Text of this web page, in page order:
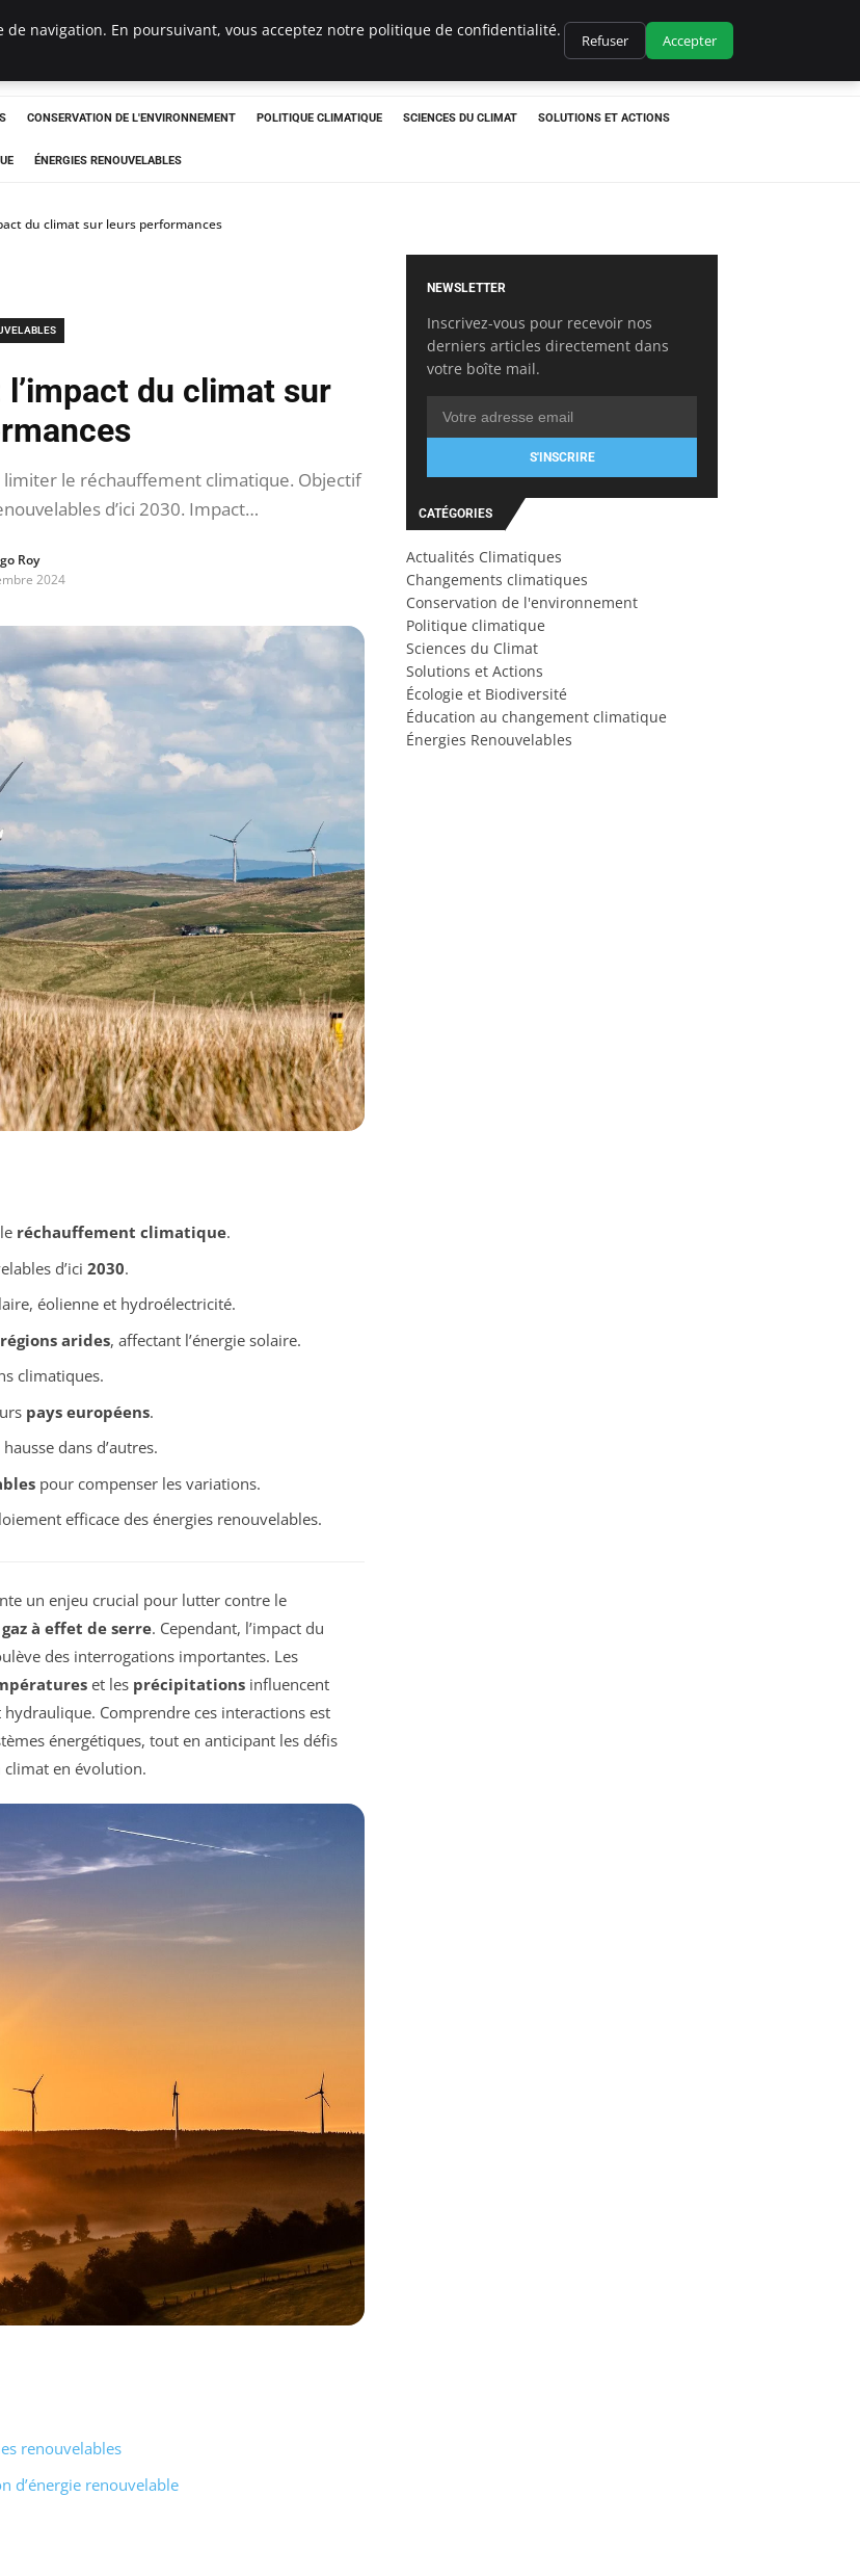
CONSERVATION DE L'ENVIRONNEMENT POLITIQUE CLIMATIQUE SCIENCES DU CLIMAT SOLUTIONS ET ACTIONS
ÉNERGIES RENOUVELABLES
du climat sur leurs performances
du climat sur
limiter le réchauffement climatique. Objectif
d’ici 2030. Impact…
Roy
2024
réchauffement climatique.
d’ici 2030.
éolienne et hydroélectricité.
régions arides, affectant l’énergie solaire.
climatiques.
pays européens.
hausse dans d’autres.
pour compenser les variations.
efficace des énergies renouvelables.
un enjeu crucial pour lutter contre le
à effet de serre. Cependant, l’impact du
des interrogations importantes. Les
et les précipitations influencent
Comprendre ces interactions est
énergétiques, tout en anticipant les défis
climat en évolution.
renouvelables
d’énergie renouvelable
NEWSLETTER
Inscrivez-vous pour recevoir nos
derniers articles directement dans
votre boîte mail.
S'INSCRIRE
CATÉGORIES
Actualités Climatiques
Changements climatiques
Conservation de l'environnement
Politique climatique
Sciences du Climat
Solutions et Actions
Écologie et Biodiversité
Éducation au changement climatique
Énergies Renouvelables
navigation. En poursuivant, vous acceptez notre politique de confidentialité.
Refuser Accepter